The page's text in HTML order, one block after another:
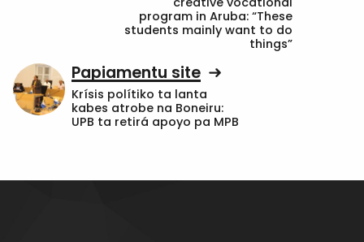
program in Aruba: “These
students mainly want to do
things”
Papiamentu site
Krísis polítiko ta lanta
kabes atrobe na Boneiru:
UPB ta retirá apoyo pa MPB